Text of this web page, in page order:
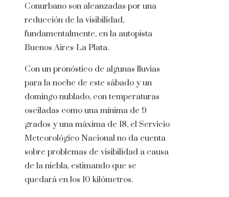
Conurbano son alcanzadas por una
reducción de la visibilidad,
fundamentalmente, en la autopista
Buenos Aires-La Plata.
Con un pronóstico de algunas lluvias
para la noche de este sábado y un
domingo nublado, con temperaturas
osciladas como una mínima de 9
grados y una máxima de 18, el Servicio
Meteorológico Nacional no da cuenta
sobre problemas de visibilidad a causa
de la niebla, estimando que se
quedará en los 10 kilómetros.